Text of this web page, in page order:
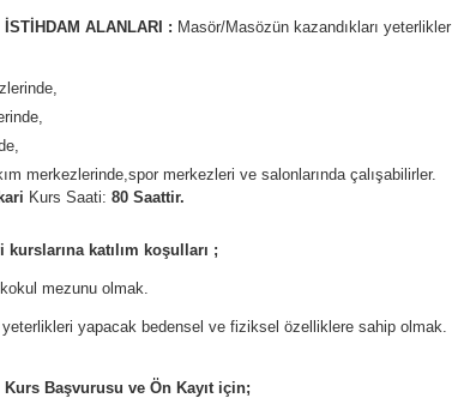
İSTİHDAM ALANLARI : Masör/Masözün kazandıkları yeterlikler
merkezlerinde,spor merkezleri ve salonlarında çalışabilirler.
Kurs Saati: 80 Saattir.
katılım koşulları ;
mezunu olmak.
yapacak bedensel ve fiziksel özelliklere sahip olmak.
Başvurusu ve Ön Kayıt için;